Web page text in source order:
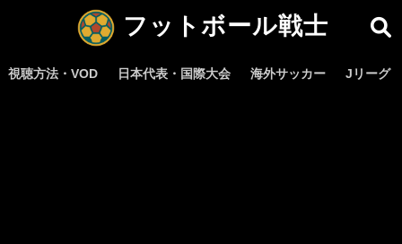
フットボール戦士
視聴方法・VOD 日本代表・国際大会 海外サッカー Jリーグ